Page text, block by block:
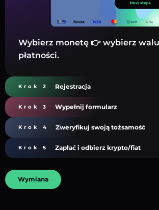
Wybierz monetę 👉 wybierz
płatności.
Krok 2 Rejestracja
Krok 3 Wypełnij formularz
Krok 4 Zweryfikuj swoją tożsamość
Krok 5 Zapłać i odbierz krypto/fiat
Wymiana